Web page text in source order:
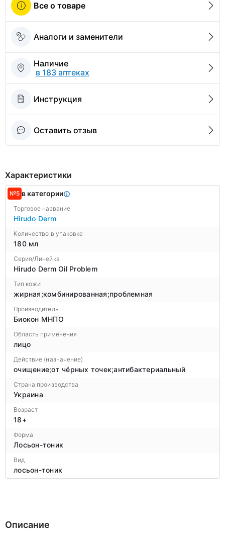
Все о товаре
Аналоги и заменители
Наличие
в 183 аптеках
Инструкция
Оставить отзыв
Характеристики
№5 в категории
Торговое название
Hirudo Derm
Количество в упаковке
180 мл
Серия/Линейка
Hirudo Derm Oil Problem
Тип кожи
жирная;комбинированная;проблемная
Производитель
Биокон МНПО
Область применения
лицо
Действие (назначение)
очищение;от чёрных точек;антибактериальный
Страна производства
Украина
Возраст
18+
Форма
Лосьон-тоник
Вид
лосьон-тоник
Описание